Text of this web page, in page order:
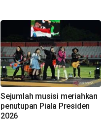
Sejumlah musisi meriahkan
penutupan Piala Presiden
2026